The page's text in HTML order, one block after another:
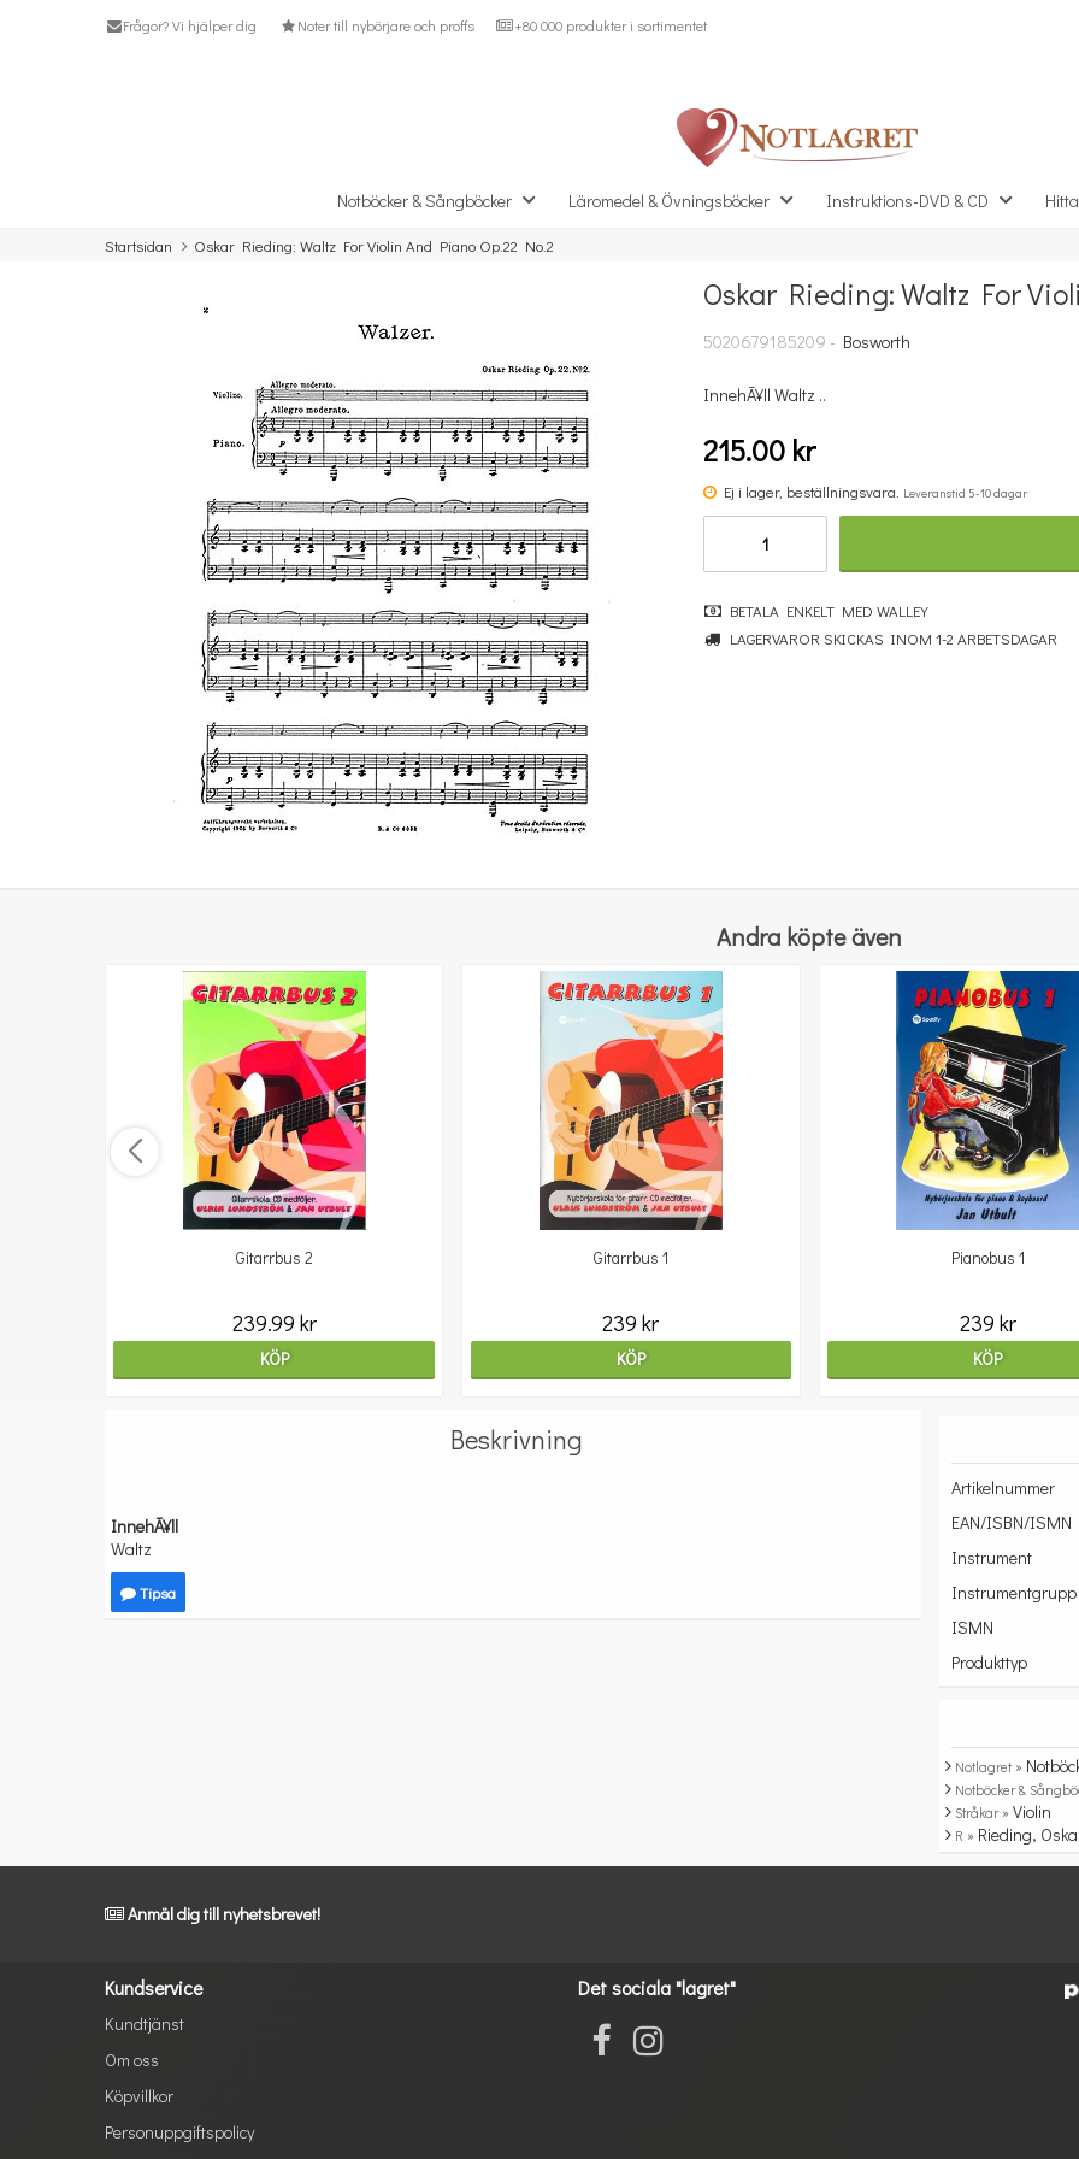
Frågor? Vi hjälper dig Noter till nybörjare och proffs +80 000 produkter i sortimentet
Notböcker & Sångböcker Läromedel & Övningsböcker Instruktions-DVD & CD
Startsidan Oskar Rieding: Waltz For Violin And Piano Op.22 No.2
Missa inte detta...
Komplett Sångteknik - svenska (Cathrine Sadolin)
Oskar Rieding: Waltz For
5020679185209 - Bosworth
InnehÃ¥ll Waltz ..
215.00 kr
Ej i lager, beställningsvara. Leveranstid 5-10 dagar
BETALA ENKELT MED WALLEY
LAGERVAROR SKICKAS INOM 1-2 ARBETSDAGAR
Andra köpte även
Gitarrbus 2
239.99 kr
KÖP
Gitarrbus 1
239 kr
KÖP
Pianobus 1
239 kr
KÖP
Beskrivning
InnehÃ¥ll
Waltz
Tipsa
Artikelnummer
EAN/ISBN/ISMN
Instrument
Instrumentgrupp
ISMN
Produkttyp
Notlagret »
Notböcker &
Stråkar »Violin
R » Rieding,
Anmäl dig till nyhetsbrevet!
Kundservice
Kundtjänst
Om oss
Köpvillkor
Personuppgiftspolicy
Det sociala "lagret"